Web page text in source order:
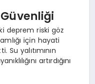
Güvenliği
deprem riski göz
için hayati
yalıtımının
artırdığını